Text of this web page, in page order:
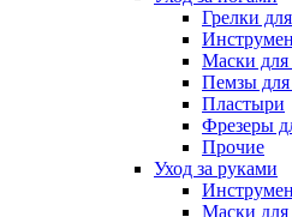
Грелки
Маски для
Пемзы для
Пластыри
Фрезеры
Прочие
Уход за руками
Маски для